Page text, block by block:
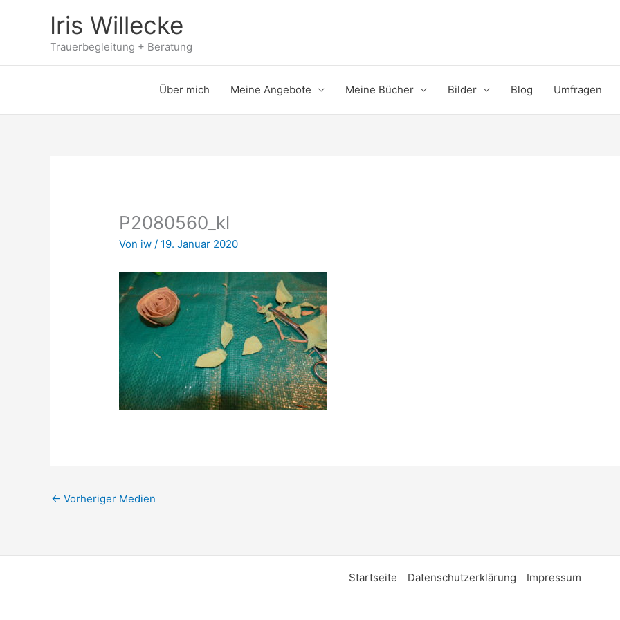
Iris Willecke
Trauerbegleitung + Beratung
Über mich Meine Angebote Meine Bücher Bilder Blog Umfragen
P2080560_kl
Von iw/ 19. Januar 2020
← Vorheriger Medien
Startseite Datenschutzerklärung Impressum